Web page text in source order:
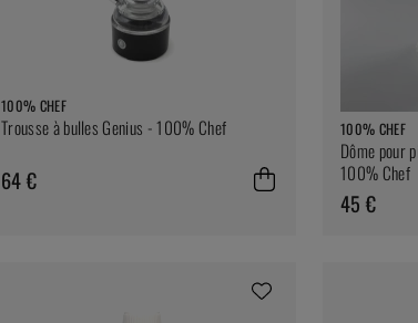
100% CHEF
Trousse à bulles Genius - 100% Chef
64 €
100% CHEF
Dôme pour
100% Chef
45 €